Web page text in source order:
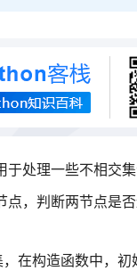
处理一些不相交
点，判断两节点是
在构造函数中，